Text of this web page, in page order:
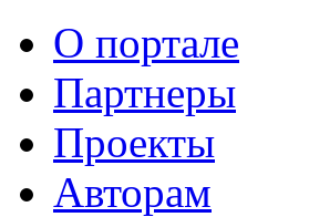
О портале
Партнеры
Проекты
Авторам